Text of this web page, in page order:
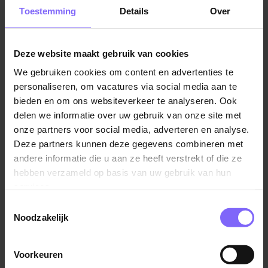
Toestemming Details Over
Deze website maakt gebruik van cookies
We gebruiken cookies om content en advertenties te
personaliseren, om vacatures via social media aan te
bieden en om ons websiteverkeer te analyseren. Ook
delen we informatie over uw gebruik van onze site met
onze partners voor social media, adverteren en analyse.
Deze partners kunnen deze gegevens combineren met
andere informatie die u aan ze heeft verstrekt of die ze
hebben verzameld op basis van uw gebruik van hun
Noodzakelijk
Voorkeuren
functionaris of instantie zelf niet in staat is om deze
taken uit te voeren, bijvoorbeeld vanwege tijdgebrek.
veelal ingezet wordt zijn artsen of directeuren. De
secretaresse heeft als doel om de administratieve
taken efficiënt en effectief uit te voeren, zodat de
functionaris of instantie zich kan focussen op andere
belangrijke zaken. Lees snel verder voor de leukste
vacatures voor Secretaresse!
Spreekt de administratieve kant jou nou iets meer
aan?Bekijk dan ook de administratieve vacatures op
onze website.